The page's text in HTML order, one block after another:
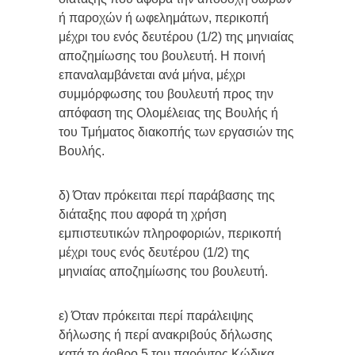
ή παροχών ή ωφελημάτων, περικοπή
μέχρι του ενός δευτέρου (1/2) της μηνιαίας
αποζημίωσης του βουλευτή. Η ποινή
επαναλαμβάνεται ανά μήνα, μέχρι
συμμόρφωσης του βουλευτή προς την
απόφαση της Ολομέλειας της Βουλής ή
του Τμήματος διακοπής των εργασιών της
Βουλής.
δ) Όταν πρόκειται περί παράβασης της
διάταξης που αφορά τη χρήση
εμπιστευτικών πληροφοριών, περικοπή
μέχρι τους ενός δευτέρου (1/2) της
μηνιαίας αποζημίωσης του βουλευτή.
ε) Όταν πρόκειται περί παράλειψης
δήλωσης ή περί ανακριβούς δήλωσης